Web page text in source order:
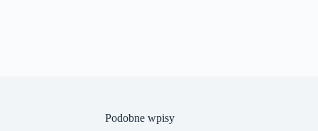
Podobne wpisy